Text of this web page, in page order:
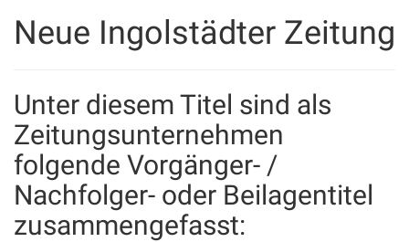
Neue Ingolstädter Zeitung
Unter diesem Titel sind als
Zeitungsunternehmen
folgende Vorgänger- /
Nachfolger- oder Beilagentitel
zusammengefasst: